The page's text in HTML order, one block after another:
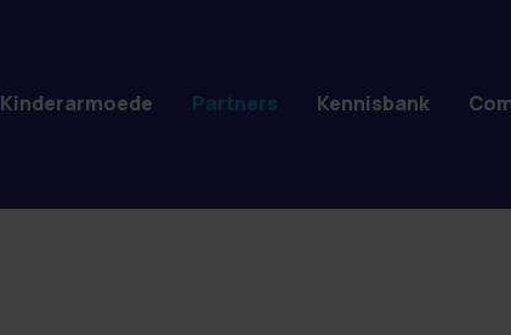
Kinderarmoede Partners Kennisbank